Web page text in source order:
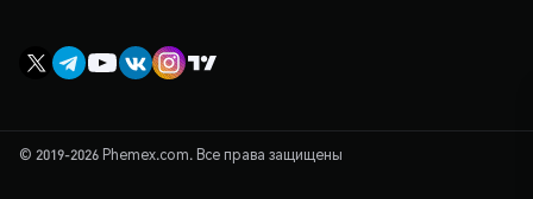
© 2019-2026 Phemex.com. Все права защищены